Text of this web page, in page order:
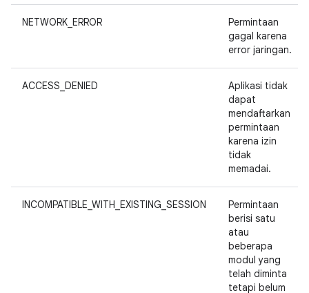
NETWORK_ERROR
Permintaan
gagal karena
error jaringan.
ACCESS_DENIED
Aplikasi tidak
dapat
mendaftarkan
permintaan
karena izin
tidak
memadai.
INCOMPATIBLE_WITH_EXISTING_SESSION
Permintaan
berisi satu
atau
beberapa
modul yang
telah diminta
tetapi belum